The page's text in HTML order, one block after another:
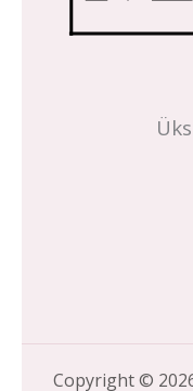
Copyright ©